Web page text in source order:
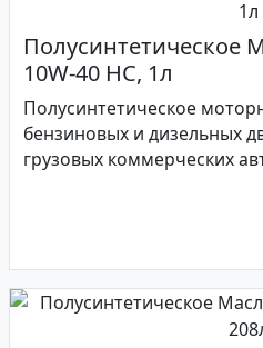
Полусинтетическое
10W-40 HC, 1л
Полусинтетическое
бензиновых и дизельных
грузовых коммерческих